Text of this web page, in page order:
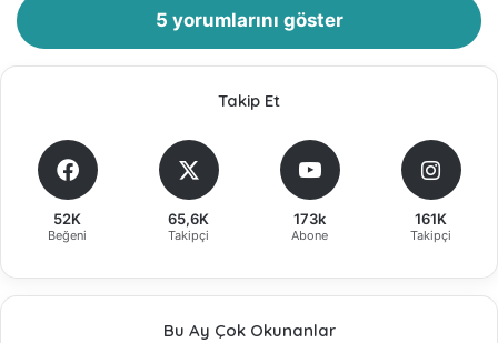
5 yorumlarını göster
Takip Et
52K
Beğeni
65,6K
Takipçi
173k
Abone
161K
Takipçi
Bu Ay Çok Okunanlar